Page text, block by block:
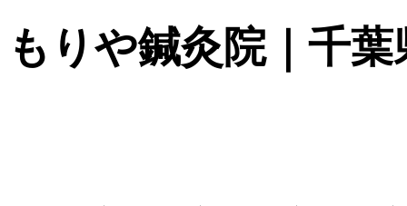
もりや鍼灸院｜千